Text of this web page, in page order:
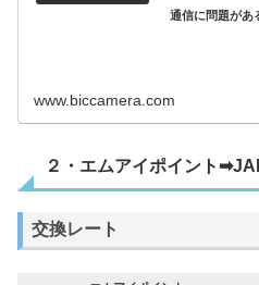
通信に問題があ
www.biccamera.com
２・エムアイポイント
交換レート